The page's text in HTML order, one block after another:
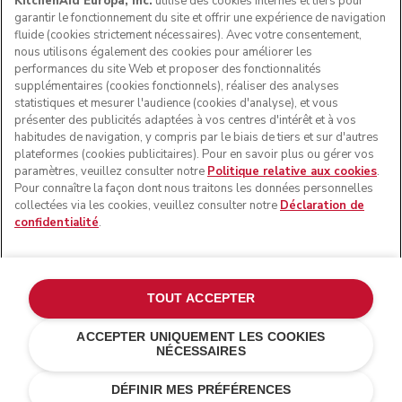
SUIVEZ-NOUS
forme du robot pâtissier multifonction sont des marques
commerciales aux États-Unis et ailleurs.
Gérer mes cookies
Politique de confidentialité
Politique en matière de cookies
Résolution des litiges en ligne
garantir le fonctionnement du site et offrir une expérience de navigation
fluide (cookies strictement nécessaires). Avec votre consentement,
nous utilisons également des cookies pour améliorer les
performances du site Web et proposer des fonctionnalités
supplémentaires (cookies fonctionnels), réaliser des analyses
statistiques et mesurer l'audience (cookies d'analyse), et vous
présenter des publicités adaptées à vos centres d'intérêt et à vos
habitudes de navigation, y compris par le biais de tiers et sur d'autres
plateformes (cookies publicitaires). Pour en savoir plus ou gérer vos
paramètres, veuillez consulter notre Politique relative aux cookies.
Pour connaître la façon dont nous traitons les données personnelles
collectées via les cookies, veuillez consulter notre Déclaration de
confidentialité.
DÉFINIR MES PRÉFÉRENCES
ACCEPTER UNIQUEMENT LES COOKIES
NÉCESSAIRES
TOUT ACCEPTER